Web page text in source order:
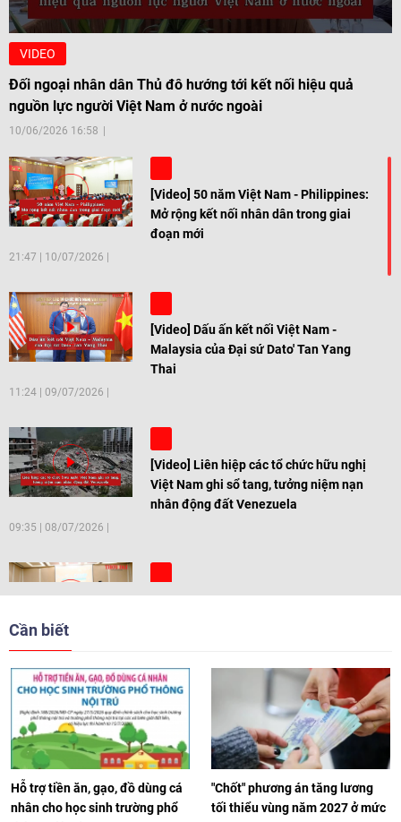
VIDEO
Đối ngoại nhân dân Thủ đô hướng tới kết nối hiệu quả
nguồn lực người Việt Nam ở nước ngoài
10/06/2026 16:58
[Video] 50 năm Việt Nam - Philippines:
Mở rộng kết nối nhân dân trong giai
đoạn mới
21:47 10/07/2026
[Video] Dấu ấn kết nối Việt Nam -
Malaysia của Đại sứ Dato' Tan Yang
Thai
11:24 09/07/2026
[Video] Liên hiệp các tổ chức hữu nghị
Việt Nam ghi sổ tang, tưởng niệm nạn
nhân động đất Venezuela
09:35 08/07/2026
[Video] Trẻ em Đông Á cùng kiến tạo
[Video] Âm nhạc flamenco gắn kết văn
hoá Việt Nam - Tây Ban Nha
11:10 17/06/2026
Cần biết
Hỗ trợ tiền ăn, gạo, đồ dùng cá
nhân cho học sinh trường phổ
"Chốt" phương án tăng lương
tối thiểu vùng năm 2027 ở mức